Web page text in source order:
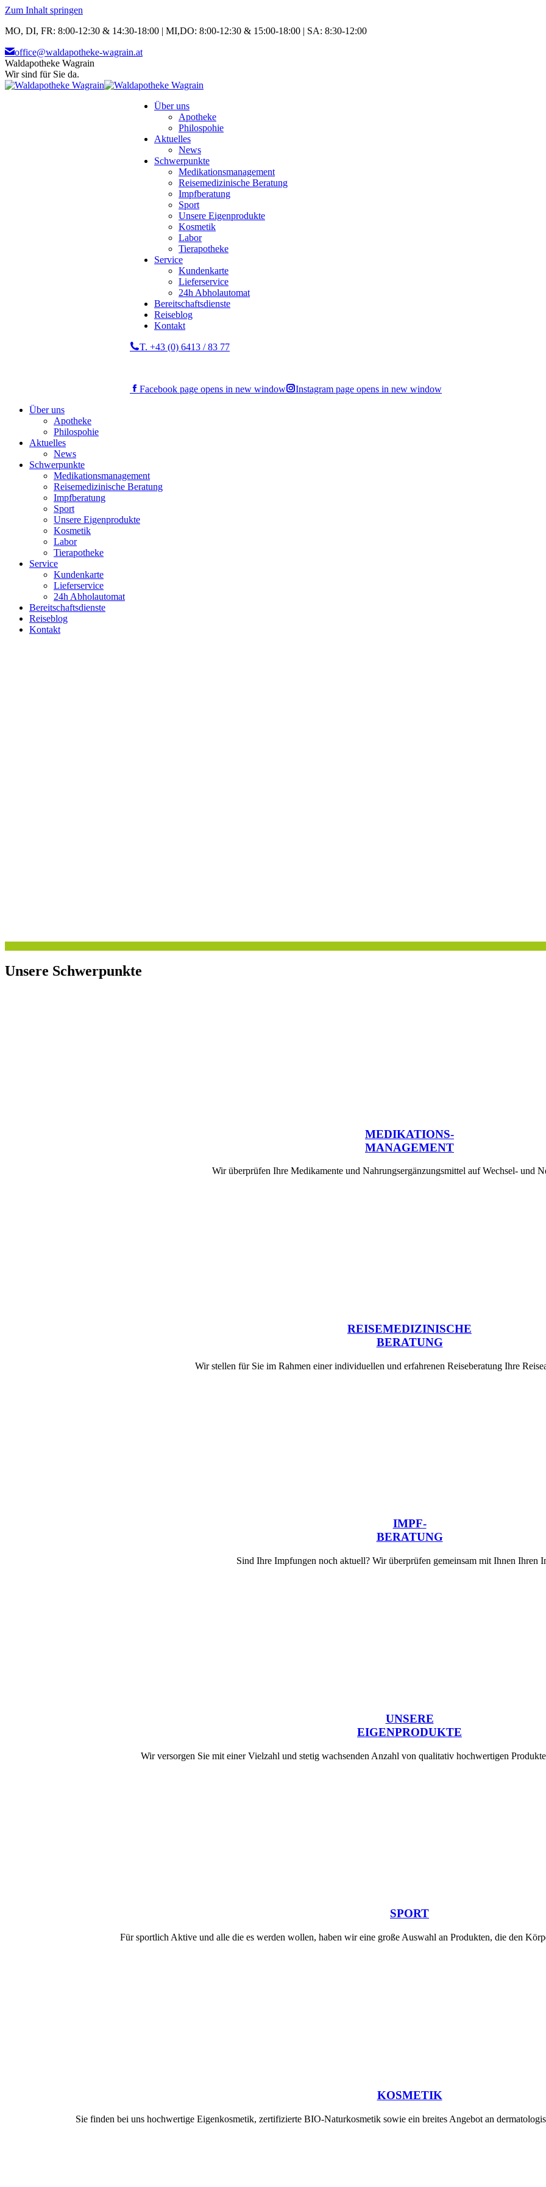
Zum Inhalt springen
MO, DI, FR: 8:00-12:30 & 14:30-18:00 | MI,DO: 8:00-12:30 & 15:00-18:00 | SA: 8:30-12:00
office@waldapotheke-wagrain.at
Waldapotheke Wagrain
Wir sind für Sie da.
Über uns
Apotheke
Philospohie
Aktuelles
News
Schwerpunkte
Medikationsmanagement
Reisemedizinische Beratung
Impfberatung
Sport
Unsere Eigenprodukte
Kosmetik
Labor
Tierapotheke
Service
Kundenkarte
Lieferservice
24h Abholautomat
Bereitschaftsdienste
Reiseblog
Kontakt
T. +43 (0) 6413 / 83 77
Facebook page opens in new window
Instagram page opens in new window
Über uns
Apotheke
Philospohie
Aktuelles
News
Schwerpunkte
Medikationsmanagement
Reisemedizinische Beratung
Impfberatung
Sport
Unsere Eigenprodukte
Kosmetik
Labor
Tierapotheke
Service
Kundenkarte
Lieferservice
24h Abholautomat
Bereitschaftsdienste
Reiseblog
Kontakt
Unsere Schwerpunkte
MEDIKATIONS-
MANAGEMENT
Wir überprüfen Ihre Medikamente und Nahrungsergänzungsmittel auf Wechsel- und
REISEMEDIZINISCHE
BERATUNG
Wir stellen für Sie im Rahmen einer individuellen und erfahrenen Reiseberatung Ihre
IMPF-
BERATUNG
Sind Ihre Impfungen noch aktuell? Wir überprüfen gemeinsam mit Ihnen Ihren
UNSERE
EIGENPRODUKTE
Wir versorgen Sie mit einer Vielzahl und stetig wachsenden Anzahl von qualitativ hochwertigen
SPORT
Für sportlich Aktive und alle die es werden wollen, haben wir eine große Auswahl an Produkten, die den
KOSMETIK
Sie finden bei uns hochwertige Eigenkosmetik, zertifizierte BIO-Naturkosmetik sowie ein breites Angebot an